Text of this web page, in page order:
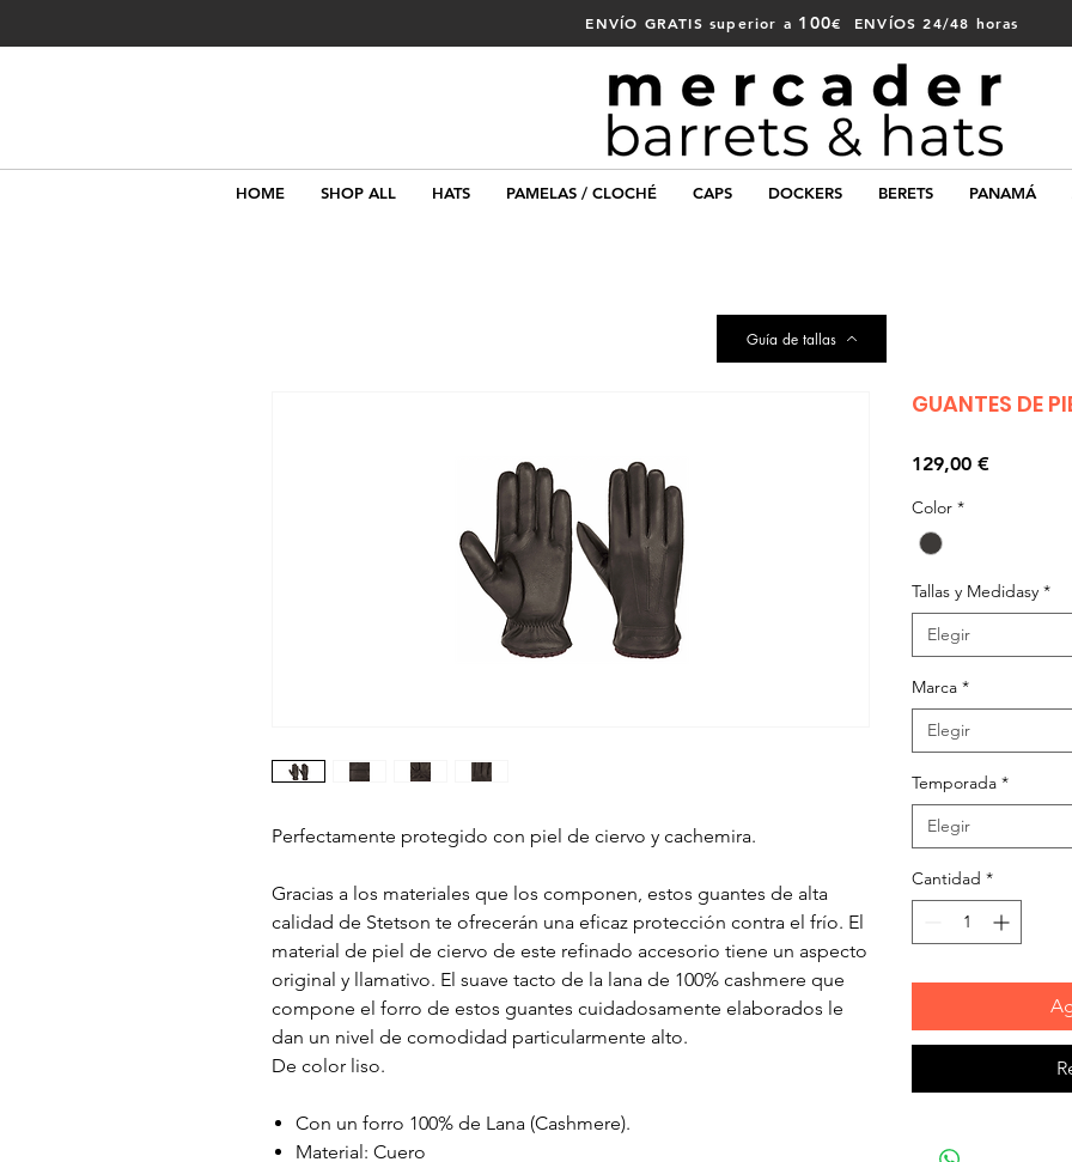
ENVÍO GRATIS superior a 100€ ENVÍOS 24/48 horas
HOME SHOP ALL HATS PAMELAS / CLOCHÉ CAPS DOCKERS BERETS PANAMÁ
Perfectamente protegido con piel de ciervo y cachemira.
Gracias a los materiales que los componen, estos guantes de alta
calidad de Stetson te ofrecerán una eficaz protección contra el frío. El
material de piel de ciervo de este refinado accesorio tiene un aspecto
original y llamativo. El suave tacto de la lana de 100% cashmere que
compone el forro de estos guantes cuidadosamente elaborados le
dan un nivel de comodidad particularmente alto.
De color liso.
Con un forro 100% de Lana (Cashmere).
Material: Cuero
GUANTES DE
129,00 €Precio
Color *
Tallas y Medidasy *
Elegir
Marca *
Elegir
Temporada *
Elegir
Cantidad *
Guía de tallas